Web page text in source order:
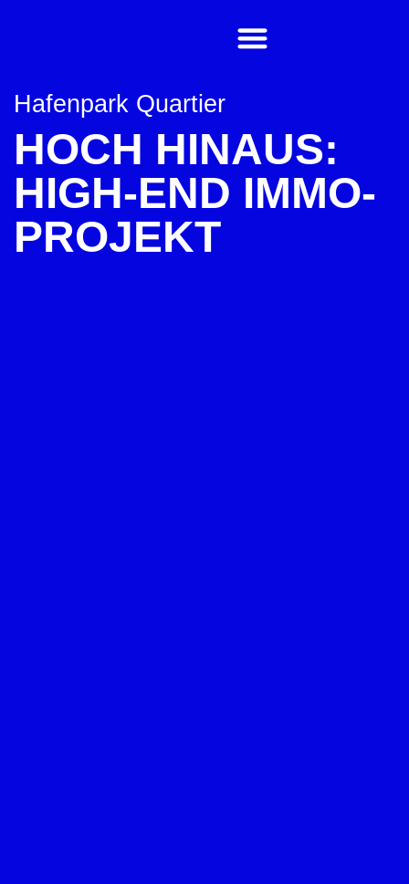
Hafenpark Quartier
HOCH HINAUS:
HIGH-END IMMO-
PROJEKT